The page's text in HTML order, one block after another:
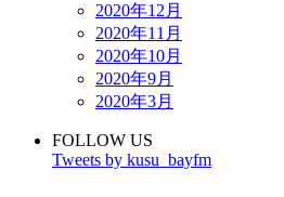
2020年12月
2020年11月
2020年10月
2020年9月
2020年3月
FOLLOW US
Tweets by kusu_bayfm